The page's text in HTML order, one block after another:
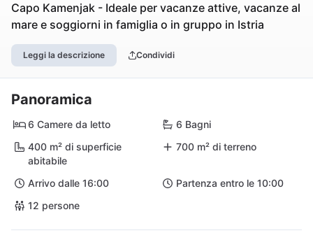
Capo Kamenjak - Ideale per vacanze attive, vacanze al
mare e soggiorni in famiglia o in gruppo in Istria
Leggi la descrizione Condividi
Panoramica
6 Camere da letto
6 Bagni
400 m² di superficie
abitabile
700 m² di terreno
Arrivo dalle 16:00
Partenza entro le 10:00
12 persone